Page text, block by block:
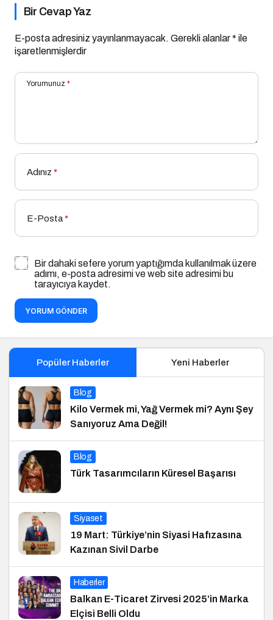
Bir Cevap Yaz
E-posta adresiniz yayınlanmayacak. Gerekli alanlar* ile
işaretlenmişlerdir
Yorumunuz *
Adınız *
E-Posta*
Bir dahaki sefere yorum yaptığımda kullanılmak üzere
adımı, e-posta adresimi ve web site adresimi bu
tarayıcıya kaydet.
YORUM GÖNDER
Popüler Haberler Yeni Haberler
Blog
Kilo Vermek mi, Yağ Vermek mi? Aynı Şey
Sanıyoruz Ama Değil!
Blog
Türk Tasarımcıların Küresel Başarısı
Siyaset
19 Mart: Türkiye’nin Siyasi Hafızasına
Kazınan Sivil Darbe
Haberler
Balkan E-Ticaret Zirvesi 2025’in Marka
Elçisi Belli Oldu